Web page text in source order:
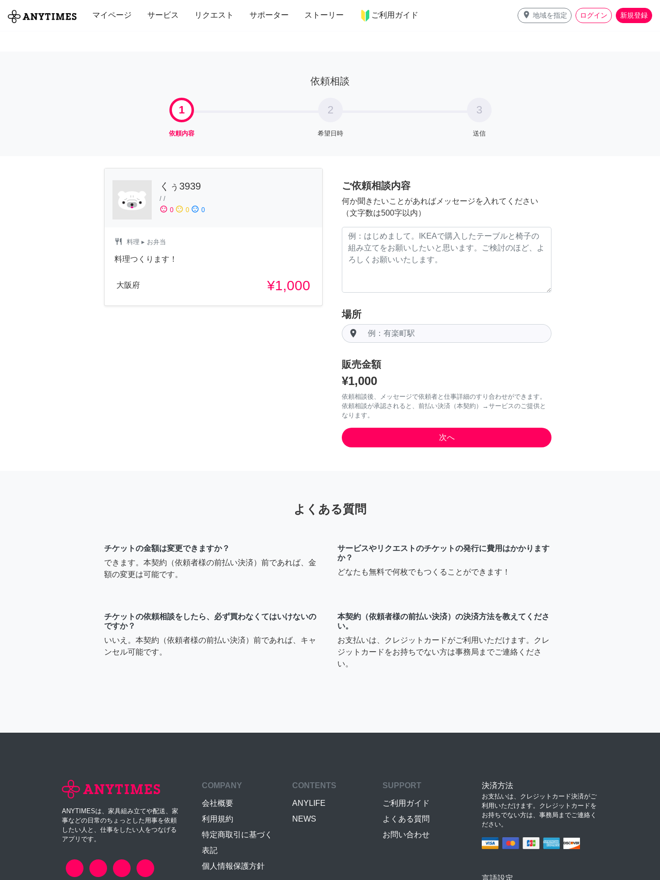
マイページ サービス リクエスト サポーター ストーリー ご利用ガイド place 地域を指定 ログイン 新規登録
全て 修理・組立 家事 引っ越し インテリア 趣味・習い事 ペット 料理
依頼相談
1
依頼内容
2
希望日時
3
送信
くぅ3939
/ /
sentiment_satisfied 0 sentiment_neutral 0 sentiment_dissatisfied 0
restaurant 料理 ▸ お弁当
料理つくります！
大阪府 ¥1,000
ご依頼相談内容
何か聞きたいことがあればメッセージを入れてください
（文字数は500字以内）
場所
room
販売金額
¥1,000
依頼相談後、メッセージで依頼者と仕事詳細のすり合わせができます。
依頼相談が承認されると、前払い決済（本契約）→サービスのご提供と
なります。
よくある質問
チケットの金額は変更できますか？
できます。本契約（依頼者様の前払い決済）前であれば、金
額の変更は可能です。
サービスやリクエストのチケットの発行に費用はかかります
か？
どなたも無料で何枚でもつくることができます！
チケットの依頼相談をしたら、必ず買わなくてはいけないの
ですか？
いいえ。本契約（依頼者様の前払い決済）前であれば、キャ
ンセル可能です。
本契約（依頼者様の前払い決済）の決済方法を教えてくださ
い。
お支払いは、クレジットカードがご利用いただけます。クレ
ジットカードをお持ちでない方は事務局までご連絡くださ
い。
ANYTIMESは、家具組み立てや配送、家
事などの日常のちょっとした用事を依頼
したい人と、仕事をしたい人をつなげる
アプリです。
COMPANY
会社概要
利用規約
特定商取引に基づく
表記
個人情報保護方針
CONTENTS
ANYLIFE
NEWS
SUPPORT
ご利用ガイド
よくある質問
お問い合わせ
決済方法
お支払いは、クレジットカード決済がご
利用いただけます。クレジットカードを
お持ちでない方は、事務局までご連絡く
ださい。
言語設定